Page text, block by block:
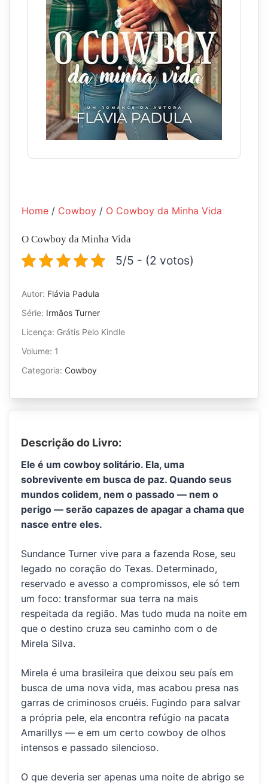
Home / Cowboy / O Cowboy da Minha Vida
O Cowboy da Minha Vida
5/5 - (2 votos)
Autor: Flávia Padula
Série: Irmãos Turner
Licença: Grátis Pelo Kindle
Volume: 1
Categoria: Cowboy
Descrição do Livro:
Ele é um cowboy solitário. Ela, uma
sobrevivente em busca de paz. Quando seus
mundos colidem, nem o passado — nem o
perigo — serão capazes de apagar a chama que
nasce entre eles.
Sundance Turner vive para a fazenda Rose, seu
legado no coração do Texas. Determinado,
reservado e avesso a compromissos, ele só tem
um foco: transformar sua terra na mais
respeitada da região. Mas tudo muda na noite em
que o destino cruza seu caminho com o de
Mirela Silva.
Mirela é uma brasileira que deixou seu país em
busca de uma nova vida, mas acabou presa nas
garras de criminosos cruéis. Fugindo para salvar
a própria pele, ela encontra refúgio na pacata
Amarillys — e em um certo cowboy de olhos
intensos e passado silencioso.
O que deveria ser apenas uma noite de abrigo se